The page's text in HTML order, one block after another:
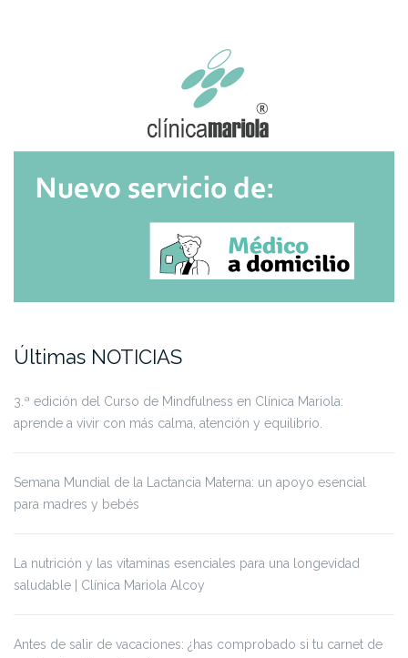
Últimas NOTICIAS
3.ª edición del Curso de Mindfulness en Clínica Mariola:
aprende a vivir con más calma, atención y equilibrio.
Semana Mundial de la Lactancia Materna: un apoyo esencial
para madres y bebés
La nutrición y las vitaminas esenciales para una longevidad
saludable | Clínica Mariola Alcoy
Antes de salir de vacaciones: ¿has comprobado si tu carnet de